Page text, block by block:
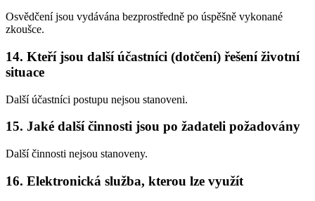
Osvědčení jsou vydávána bezprostředně po úspěšně vykonané
zkoušce.
14. Kteří jsou další účastníci (dotčení) řešení životní
situace
Další účastníci postupu nejsou stanoveni.
15. Jaké další činnosti jsou po žadateli požadovány
Další činnosti nejsou stanoveny.
16. Elektronická služba, kterou lze využít